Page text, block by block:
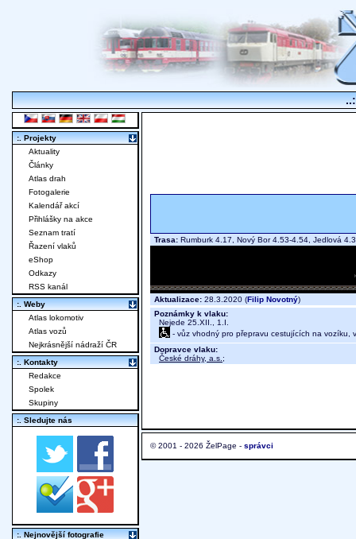
Trasa: Rumburk 4.17, Nový Bor 4.53-4.54, Jedlová
Aktualizace: 28.3.2020 (Filip Novotný)
Poznámky k vlaku:
Nejede 25.XII., 1.I.
- vůz vhodný pro přepravu cestujících na vozíku,
Dopravce vlaku:
České dráhy, a.s. ;
© 2001 - 2026 ŽelPage - správci
:. Projekty
Aktuality
Články
Atlas drah
Fotogalerie
Kalendář akcí
Přihlášky na akce
Seznam tratí
Řazení vlaků
eShop
Odkazy
RSS kanál
:. Weby
Atlas lokomotiv
Atlas vozů
Nejkrásnější nádraží ČR
:. Kontakty
Redakce
Spolek
Skupiny
:. Sledujte nás
:. Nejnovější fotografie